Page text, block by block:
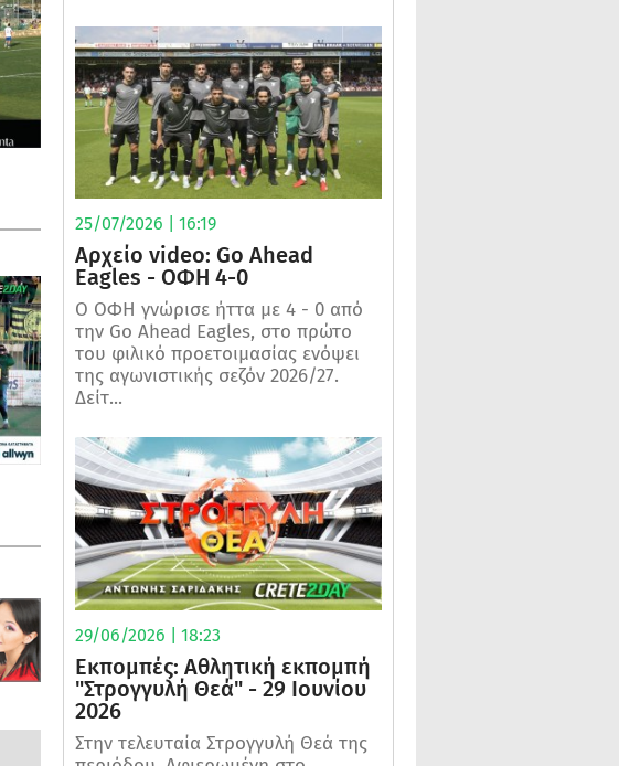
25/07/2026 | 16:19
Αρχείο video: Go Ahead
Eagles - ΟΦΗ 4-0
Ο ΟΦΗ γνώρισε ήττα με 4 - 0 από
την Go Ahead Eagles, στο πρώτο
του φιλικό προετοιμασίας ενόψει
της αγωνιστικής σεζόν 2026/27.
Δείτ...
29/06/2026 | 18:23
Εκπομπές: Αθλητική εκπομπή
"Στρογγυλή Θεά" - 29 Ιουνίου
2026
Στην τελευταία Στρογγυλή Θεά της